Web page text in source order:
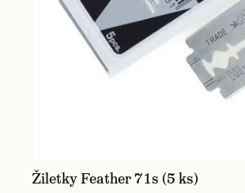
Žiletky Feather 71s (5 ks)